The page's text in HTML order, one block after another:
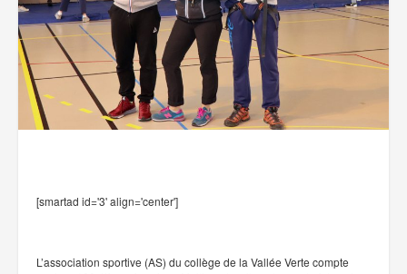
[smartad id='3' align='center']
L’association sportive (AS) du collège de la Vallée Verte compte